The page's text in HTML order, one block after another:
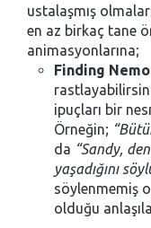
ustalaşmış
en az birkaç tane
animasyonlarına;
Finding Nemo
ipuçları bir
Örneğin;
da “Sandy,
yaşadığını
söylenmemiş
olduğu